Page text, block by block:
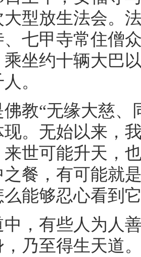
大型放生法会。
七甲寺常住僧
坐约十辆大巴
。
“无缘大慈、
。无始以来，
世可能升天，
餐，有可能就
能够忍心看到
有些人为人善
乃至得生天道